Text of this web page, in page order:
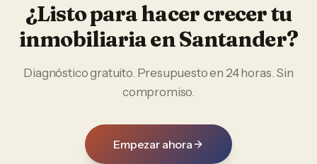
¿Listo para hacer crecer tu
inmobiliariaenSantander?
Diagnóstico gratuito. Presupuesto en 24 horas. Sin
compromiso.
Empezar ahora